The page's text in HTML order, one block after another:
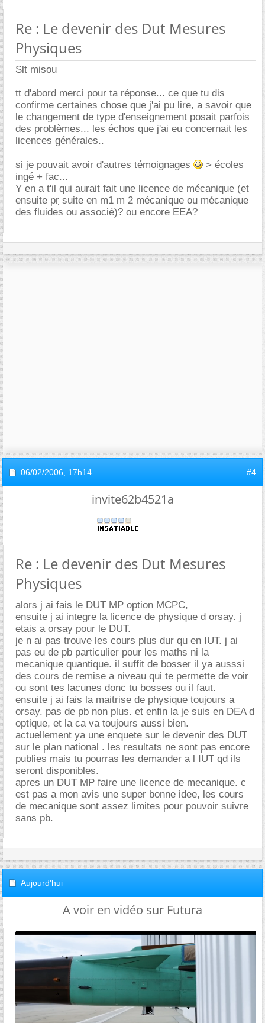
Re : Le devenir des Dut Mesures
Physiques
Slt misou
tt d'abord merci pour ta réponse... ce que tu dis
confirme certaines chose que j'ai pu lire, a savoir que
le changement de type d'enseignement posait parfois
des problèmes... les échos que j'ai eu concernait les
licences générales..
si je pouvait avoir d'autres témoignages
> écoles
ingé + fac...
Y en a t'il qui aurait fait une licence de mécanique (et
ensuite pr suite en m1 m 2 mécanique ou mécanique
des fluides ou associé)? ou encore EEA?
06/02/2006, 17h14 #4
invite62b4521a
Re : Le devenir des Dut Mesures
Physiques
alors j ai fais le DUT MP option MCPC,
ensuite j ai integre la licence de physique d orsay. j
etais a orsay pour le DUT.
je n ai pas trouve les cours plus dur qu en IUT. j ai
pas eu de pb particulier pour les maths ni la
mecanique quantique. il suffit de bosser il ya ausssi
des cours de remise a niveau qui te permette de voir
ou sont tes lacunes donc tu bosses ou il faut.
ensuite j ai fais la maitrise de physique toujours a
orsay. pas de pb non plus. et enfin la je suis en DEA d
optique, et la ca va toujours aussi bien.
actuellement ya une enquete sur le devenir des DUT
sur le plan national . les resultats ne sont pas encore
publies mais tu pourras les demander a l IUT qd ils
seront disponibles.
apres un DUT MP faire une licence de mecanique. c
est pas a mon avis une super bonne idee, les cours
de mecanique sont assez limites pour pouvoir suivre
sans pb.
Aujourd'hui
A voir en vidéo sur Futura